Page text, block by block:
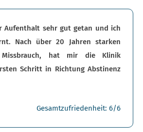
Aufenthalt sehr gut getan und ich
Nach über 20 Jahren starken
hat mir die Klinik
Schritt in Richtung Abstinenz
Gesamtzufriedenheit: 6/6